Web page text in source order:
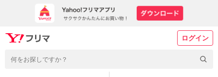
ログイン